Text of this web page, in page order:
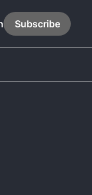
Subscribe